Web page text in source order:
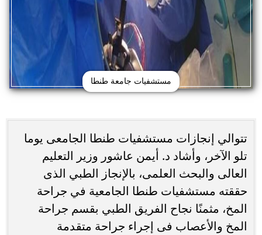
مستشفيات جامعة طنطا
تتوالي إنجازات مستشفيات طنطا الجامعى يوما
تلو الآخر، وأشاد د. أيمن عاشور وزير التعليم
العالى والبحث العلمى، بالإنجاز الطبي الذى
حققته مستشفيات طنطا الجامعية في جراحة
المخ، مثمنًا نجاح الفريق الطبي بقسم جراحة
المخ والأعصاب فى إجراء جراحة متقدمة